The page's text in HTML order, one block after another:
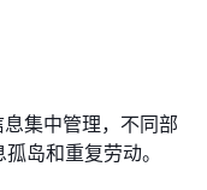
集中管理，不同部
岛和重复劳动。